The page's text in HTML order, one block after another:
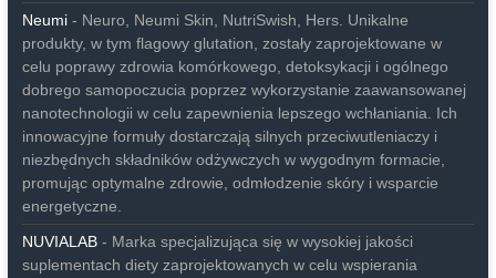
Neumi- Neuro, Neumi Skin, NutriSwish, Hers. Unikalne
produkty, w tym flagowy glutation, zostały zaprojektowane w
celu poprawy zdrowia komórkowego, detoksykacji i ogólnego
dobrego samopoczucia poprzez wykorzystanie zaawansowanej
nanotechnologii w celu zapewnienia lepszego wchłaniania. Ich
innowacyjne formuły dostarczają silnych przeciwutleniaczy i
niezbędnych składników odżywczych w wygodnym formacie,
promując optymalne zdrowie, odmłodzenie skóry i wsparcie
energetyczne.
NUVIALAB- Marka specjalizująca się w wysokiej jakości
suplementach diety zaprojektowanych w celu wspierania